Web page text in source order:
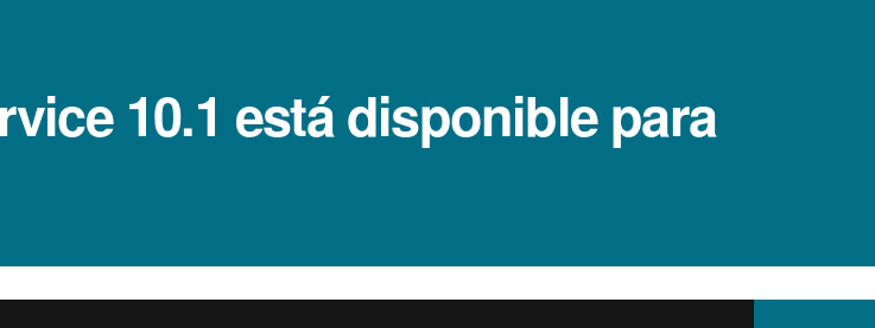
10.1 está disponible para